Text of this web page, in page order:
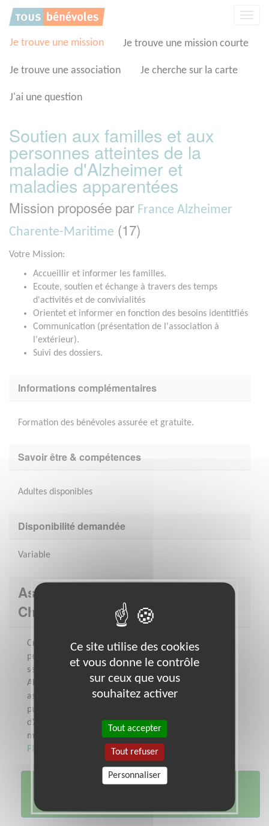
Je trouve une mission Je trouve une mission courte
Je trouve une association Je cherche sur la carte
J'ai une question
Soutien aux familles et aux
personnes atteintes de la
maladie d'Alzheimer et
maladies apparentées
Mission proposée par France Alzheimer
Charente-Maritime (17)
Votre Mission:
Accueillir et informer les familles.
Ecoute, soutien et échange à travers des temps
d'activités et de convivialités
Orientet et informer en fonction des besoins identitfiés
Communication (présentation de l'association à
l'extérieur).
Suivi des dossiers.
Informations complémentaires
Formation des bénévoles assurée et gratuite.
Savoir être & compétences
Adultes disponibles
Disponibilité demandée
Variable
Association : France Alzheimer
Charente-Maritime
Créée en 1985, à l’initiative de familles de
personnes malades et de professionnels du
secteur sanitaire et social, France
Alzheimer est aujourd’hui la seule
association nationale reconnue d’utilité
publique dans le domaine de la maladie
d’Alzheimer et des maladies apparentées,
maladies...
Plus sur cette association
Je me porte
Panneau de gestion des cookies
Ce site utilise des cookies
et vous donne le contrôle
sur ceux que vous
souhaitez activer
Tout accepter
Tout refuser
Personnaliser